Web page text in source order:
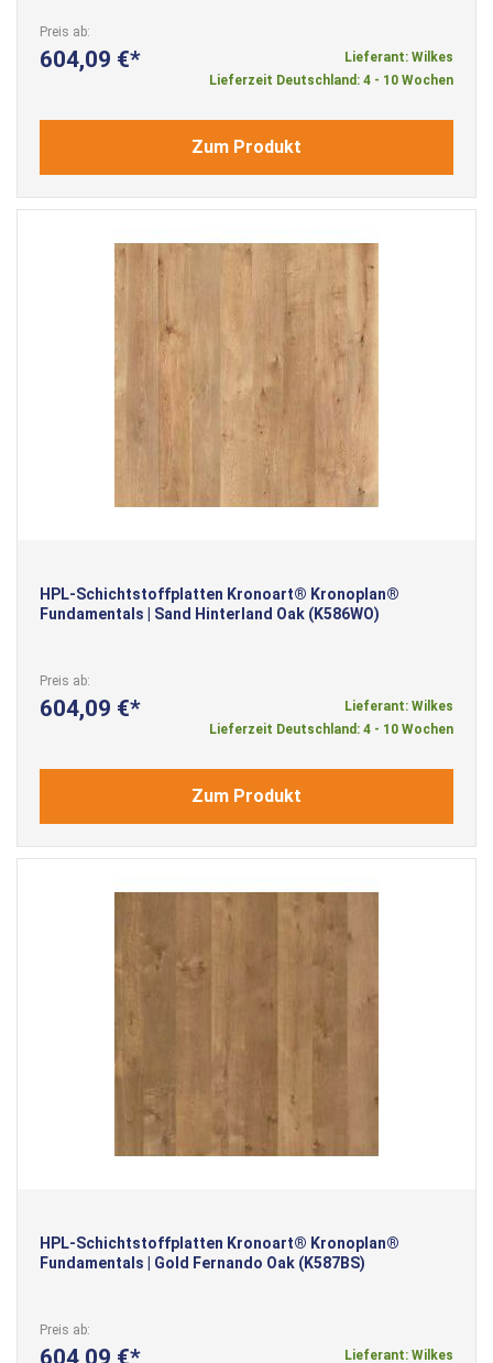
Preis ab
604,09 €
Lieferant: Wilkes
Lieferzeit Deutschland: 4 - 10 Wochen
Zum Produkt
HPL-Schichtstoffplatten Kronoart® Kronoplan®
Fundamentals | Sand Hinterland Oak (K586WO)
Preis ab
604,09 €
Lieferant: Wilkes
Lieferzeit Deutschland: 4 - 10 Wochen
Zum Produkt
HPL-Schichtstoffplatten Kronoart® Kronoplan®
Fundamentals | Gold Fernando Oak (K587BS)
Preis ab
604,09 € Lieferant: Wilkes